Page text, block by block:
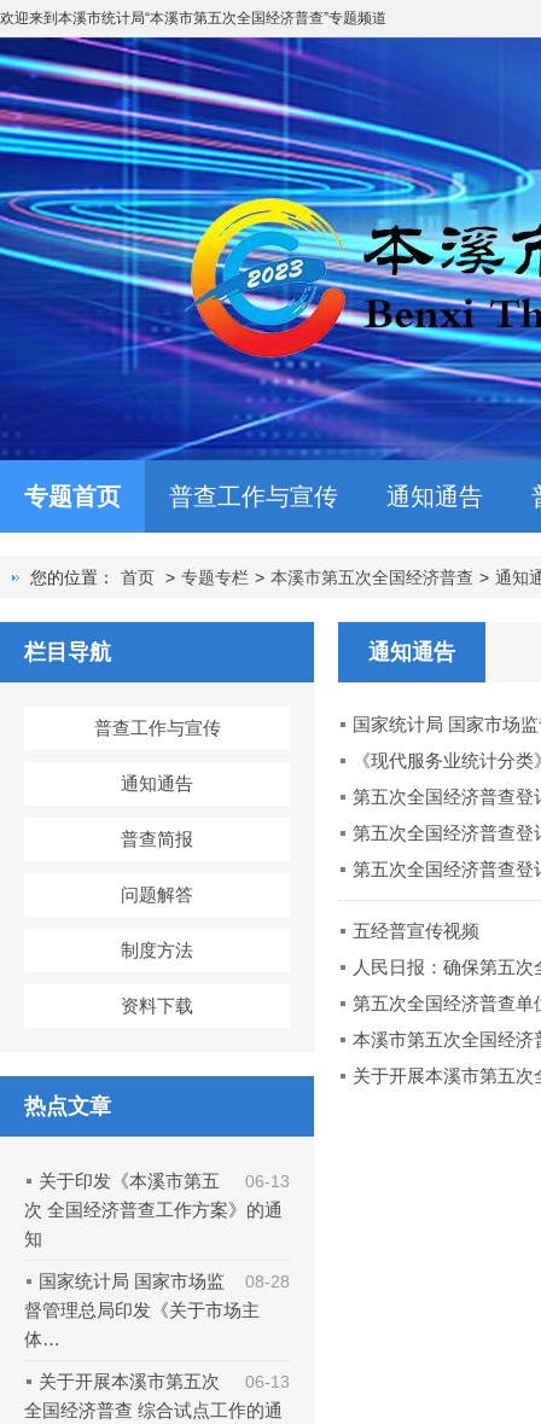
欢迎来到 本溪市统计局“本溪市第五次全国经济普查”专题频道
专题首页 普查工作与宣传 通知通告
您的位置： 首页 > 专题专栏 > 本溪市第五次全国经济普查 > 通知
栏目导航
普查工作与宣传
通知通告
普查简报
问题解答
制度方法
资料下载
热点文章
06-13
关于印发《本溪市第五
次 全国经济普查工作方案》的通
知
08-28
国家统计局 国家市场监
督管理总局印发《关于市场主
体…
06-13
关于开展本溪市第五次
全国经济普查 综合试点工作的通
通知通告
国家统计局 国家市场
《现代服务业统计分
第五次全国经济普查
第五次全国经济普查
第五次全国经济普查
五经普宣传视频
人民日报：确保第五
第五次全国经济普查单
本溪市第五次全国经
关于开展本溪市第五